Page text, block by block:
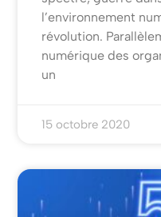
l’environnement
révolution.
numérique des
un
15 octobre 2020